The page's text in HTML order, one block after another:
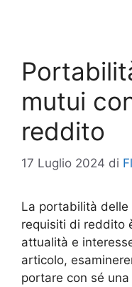
mutui
reddito
17 Luglio 2024 di
La portabilità delle
requisiti di reddito
attualità e
articolo,
portare con sé